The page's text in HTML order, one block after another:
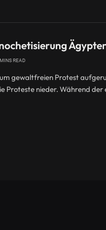
READ
gewaltfreien Protest
Proteste nieder. Während